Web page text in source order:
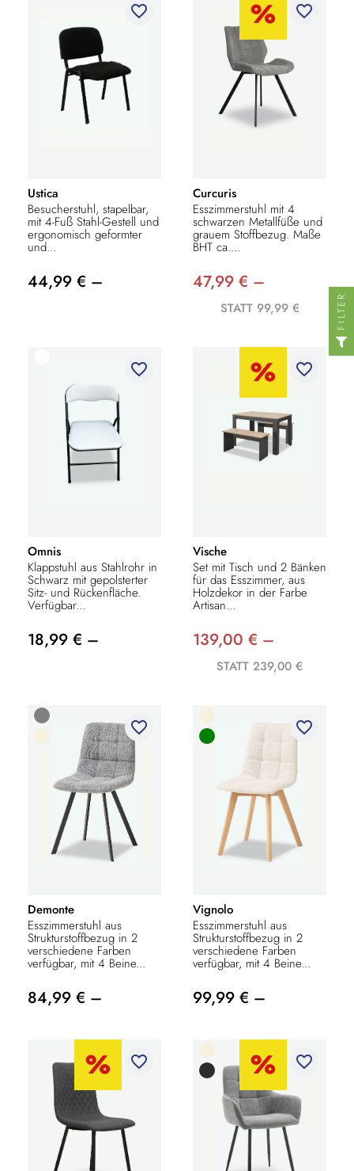
favorite_border
Ustica
Besucherstuhl, stapelbar,
mit 4-Fuß Stahl-Gestell und
ergonomisch geformter
und...
44,99 € –
favorite_border
Curcuris
Esszimmerstuhl mit 4
schwarzen Metallfüße und
grauem Stoffbezug. Maße
BHT ca....
47,99 € –
STATT 99,99 €
favorite_border
Omnis
Klappstuhl aus Stahlrohr in
Schwarz mit gepolsterter
Sitz- und Rückenfläche.
Verfügbar...
18,99 € –
favorite_border
Vische
Set mit Tisch und 2 Bänken
für das Esszimmer, aus
Holzdekor in der Farbe
Artisan...
139,00 € –
STATT 239,00 €
favorite_border
Demonte
Esszimmerstuhl aus
Strukturstoffbezug in 2
verschiedene Farben
verfügbar, mit 4 Beine...
84,99 € –
favorite_border
Vignolo
Esszimmerstuhl aus
Strukturstoffbezug in 2
verschiedene Farben
verfügbar, mit 4 Beine...
99,99 € –
favorite_border favorite_border
FILTER